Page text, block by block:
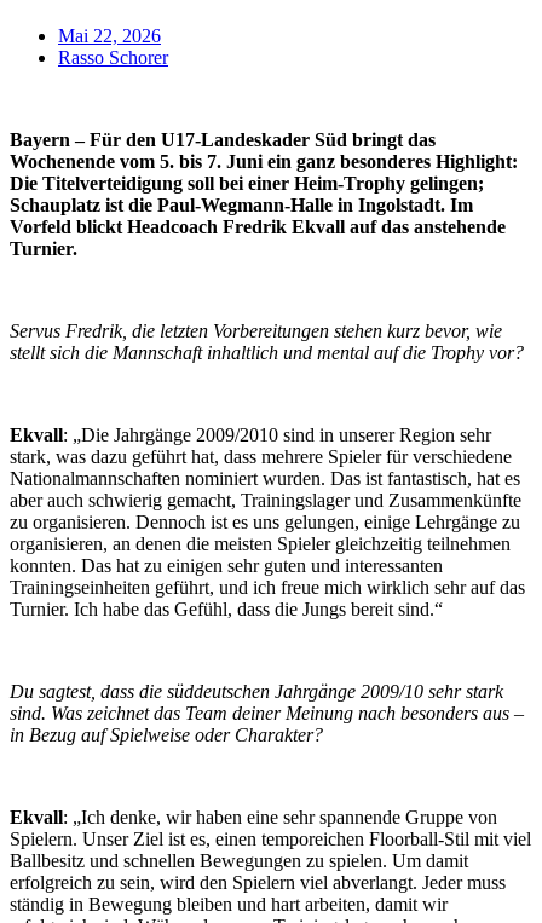
Mai 22, 2026
Rasso Schorer
Bayern – Für den U17-Landeskader Süd bringt das
Wochenende vom 5. bis 7. Juni ein ganz besonderes Highlight:
Die Titelverteidigung soll bei einer Heim-Trophy gelingen;
Schauplatz ist die Paul-Wegmann-Halle in Ingolstadt. Im
Vorfeld blickt Headcoach Fredrik Ekvall auf das anstehende
Turnier.
Servus Fredrik, die letzten Vorbereitungen stehen kurz bevor, wie
stellt sich die Mannschaft inhaltlich und mental auf die Trophy vor?
Ekvall: „Die Jahrgänge 2009/2010 sind in unserer Region sehr
stark, was dazu geführt hat, dass mehrere Spieler für verschiedene
Nationalmannschaften nominiert wurden. Das ist fantastisch, hat es
aber auch schwierig gemacht, Trainingslager und Zusammenkünfte
zu organisieren. Dennoch ist es uns gelungen, einige Lehrgänge zu
organisieren, an denen die meisten Spieler gleichzeitig teilnehmen
konnten. Das hat zu einigen sehr guten und interessanten
Trainingseinheiten geführt, und ich freue mich wirklich sehr auf das
Turnier. Ich habe das Gefühl, dass die Jungs bereit sind.“
Du sagtest, dass die süddeutschen Jahrgänge 2009/10 sehr stark
sind. Was zeichnet das Team deiner Meinung nach besonders aus –
in Bezug auf Spielweise oder Charakter?
Ekvall: „Ich denke, wir haben eine sehr spannende Gruppe von
Spielern. Unser Ziel ist es, einen temporeichen Floorball-Stil mit viel
Ballbesitz und schnellen Bewegungen zu spielen. Um damit
erfolgreich zu sein, wird den Spielern viel abverlangt. Jeder muss
ständig in Bewegung bleiben und hart arbeiten, damit wir